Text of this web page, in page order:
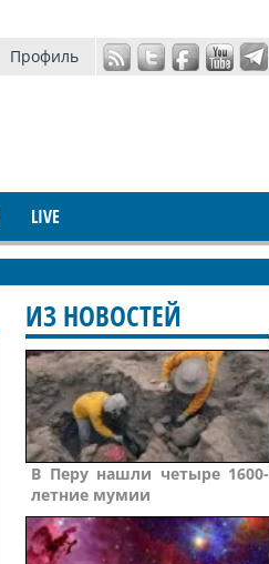
Профиль
LIVE
ИЗ НОВОСТЕЙ
В Перу нашли четыре 1600-
летние мумии